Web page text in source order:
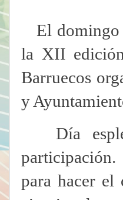
El domingo
la XII
Barruecos
y
Día
para hacer